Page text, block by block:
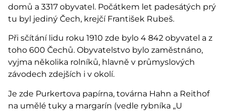
domů a 3317 obyvatel. Počátkem let padesátých prý
tu byl jediný Čech, krejčí František Rubeš.
Při sčítání lidu roku 1910 zde bylo 4 842 obyvatel a z
toho 600 Čechů. Obyvatelstvo bylo zaměstnáno,
vyjma několika rolníků, hlavně v průmyslových
závodech zdejších i v okolí.
Je zde Purkertova papírna, továrna Hahn a Reithof
na umělé tuky a margarín (vedle rybníka „U